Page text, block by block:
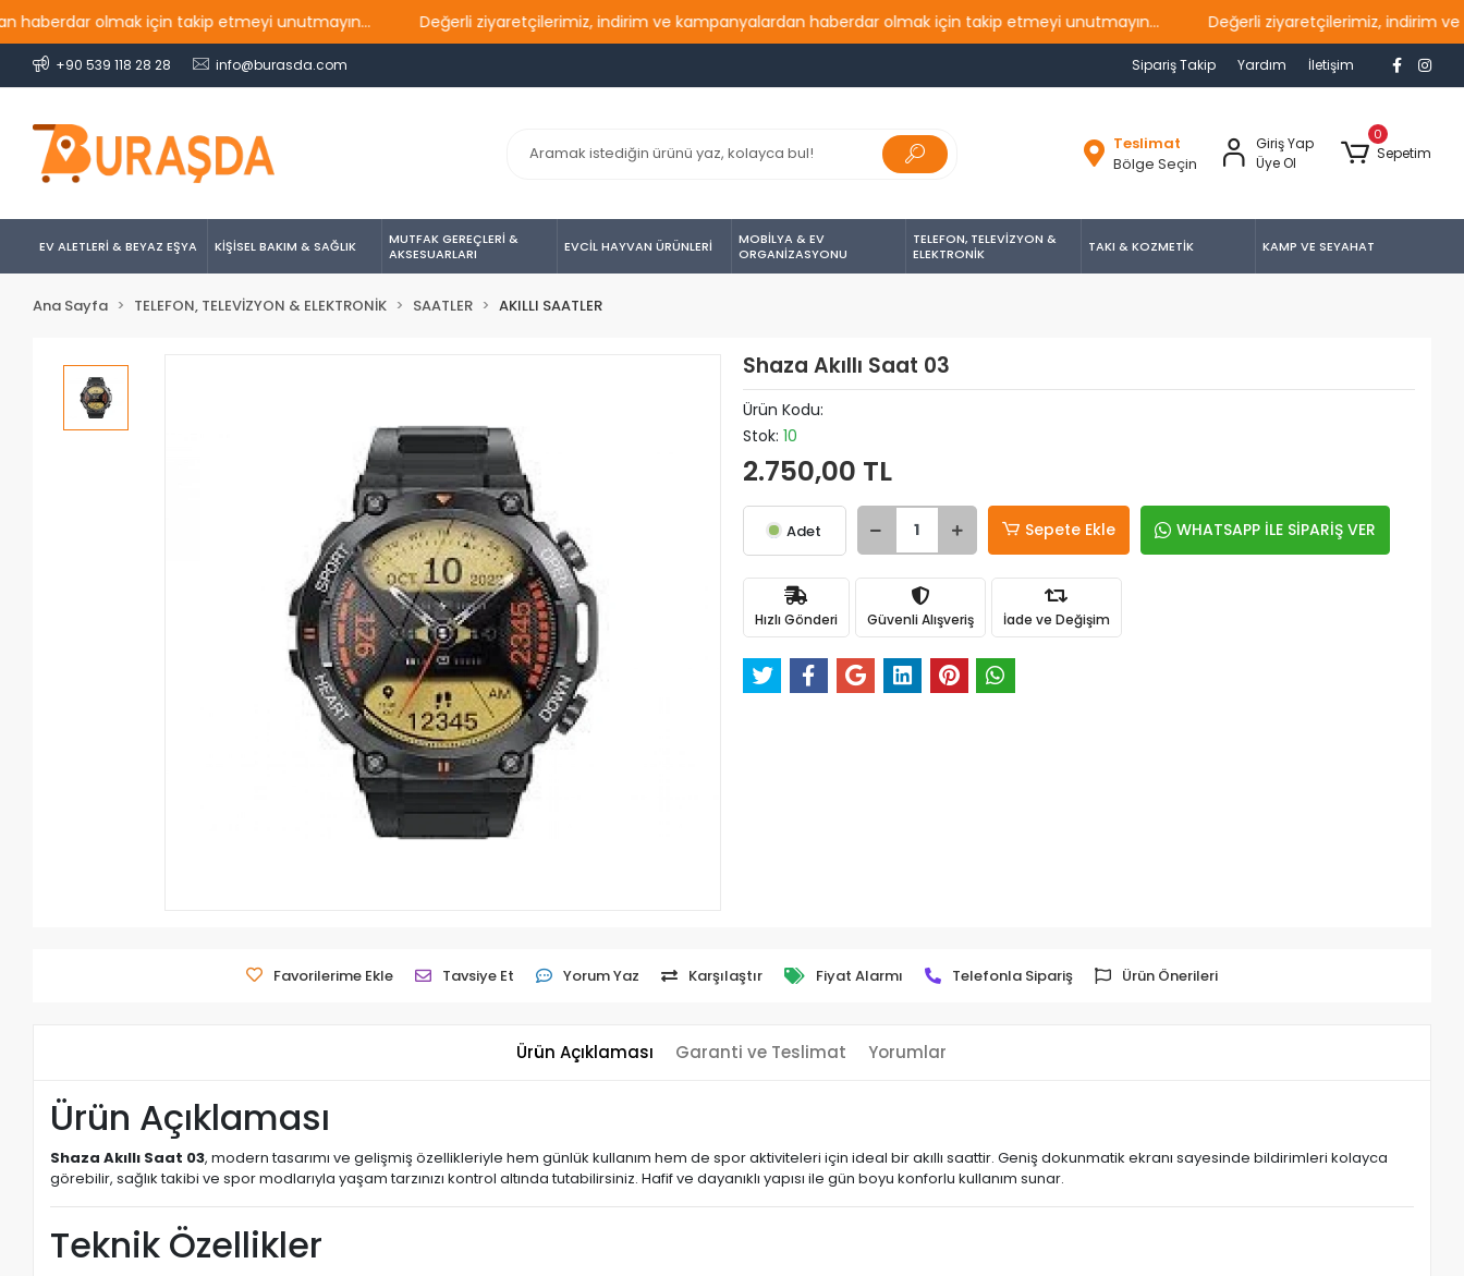
olmak için takip etmeyi unutmayın... Değerli ziyaretçilerimiz, indirim ve kampanyalardan haberdar olmak için takip etmeyi unutmayın... Değerli ziyaretçilerimiz, indirim ve
+90 539 118 28 28 info@burasda.com Sipariş Takip Yardım İletişim
Teslimat
Bölge Seçin
Giriş Yap
Üye Ol
0
Sepetim
EV ALETLERİ & BEYAZ EŞYA KİŞİSEL BAKIM & SAĞLIK
MUTFAK GEREÇLERİ &
AKSESUARLARI
EVCİL HAYVAN ÜRÜNLERİ
MOBİLYA & EV
ORGANİZASYONU
TELEFON, TELEVİZYON &
ELEKTRONİK
TAKI & KOZMETİK KAMP VE SEYAHAT
Ana Sayfa TELEFON, TELEVİZYON & ELEKTRONİK SAATLER AKILLI SAATLER
Shaza Akıllı Saat 03
Ürün Kodu:
Stok: 10
2.750,00 TL
Adet Sepete Ekle WHATSAPP İLE SİPARİŞ VER
Hızlı Gönderi Güvenli Alışveriş İade ve Değişim
Favorilerime Ekle Tavsiye Et Yorum Yaz Karşılaştır Fiyat Alarmı Telefonla Sipariş Ürün Önerileri
Ürün Açıklaması Garanti ve Teslimat Yorumlar
Ürün Açıklaması
Shaza Akıllı Saat 03, modern tasarımı ve gelişmiş özellikleriyle hem günlük kullanım hem de spor aktiviteleri için ideal bir akıllı saattir. Geniş dokunmatik ekranı sayesinde bildirimleri kolayca
görebilir, sağlık takibi ve spor modlarıyla yaşam tarzınızı kontrol altında tutabilirsiniz. Hafif ve dayanıklı yapısı ile gün boyu konforlu kullanım sunar.
Teknik Özellikler